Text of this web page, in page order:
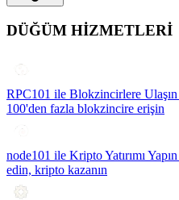
DÜĞÜM HİZMETLERİ
RPC101 ile Blokzincirlere Ulaşın
100'den fazla blokzincire erişin
node101 ile Kripto Yatırımı Yapın
edin, kripto kazanın